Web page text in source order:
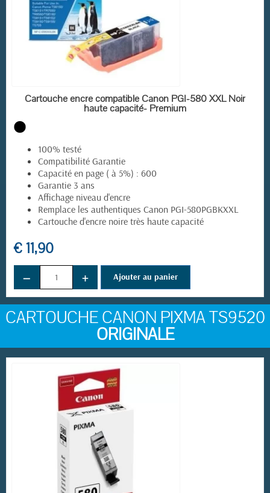
EN STOCK
Cartouche encre compatible Canon PGI-580 XXL Noir
haute capacité- Premium
100% testé
Compatibilité Garantie
Capacité en page ( à 5%) : 600
Garantie 3 ans
Affichage niveau d'encre
Remplace les authentiques Canon PGI-580PGBKXXL
Cartouche d'encre noire très haute capacité
€ 11,90
− + Ajouter au panier
CARTOUCHE CANON PIXMA TS9520
ORIGINALE